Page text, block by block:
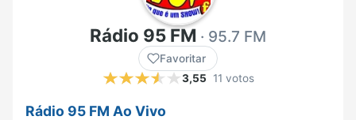
Rádio 95 FM · 95.7 FM
Favoritar
3,55
11 votos
Rádio 95 FM Ao Vivo